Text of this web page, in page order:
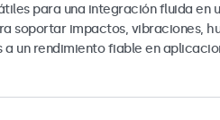
para una integración fluida en
soportar impactos, vibraciones,
a un rendimiento fiable en